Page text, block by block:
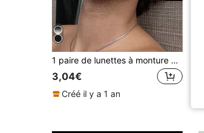
1 paire de lunettes à monture carrée plate avec rivets dégradés, style mode japonais et coréen, convient pour les déplacements quotidiens, le campus, la saison des mariages
3,04€
Créé il y a 1 an